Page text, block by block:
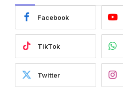
Facebook
TikTok
Twitter